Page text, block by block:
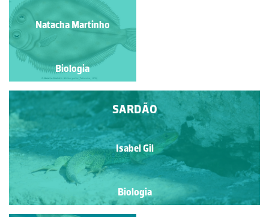
Manuela Lopes
Biologia
Natacha Martinho
Biologia
SARDÃO
Isabel Gil
Biologia